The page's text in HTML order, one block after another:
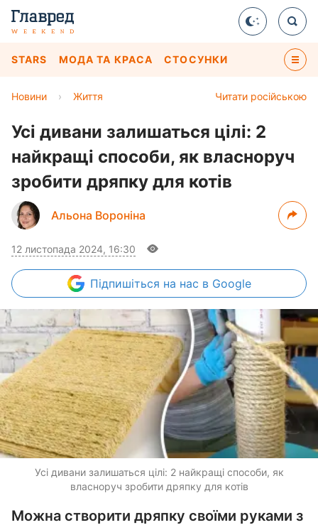
STARS МОДА ТА КРАСА СТОСУНКИ
Читати російською
Новини › Життя
Усі дивани залишаться цілі: 2
найкращі способи, як власноруч
зробити дряпку для котів
Альона Вороніна
12 листопада 2024, 16:30
Підпишіться на нас в Google
Усі дивани залишаться цілі: 2 найкращі способи, як
власноруч зробити дряпку для котів
Можна створити дряпку своїми руками з